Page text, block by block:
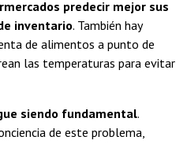
predecir mejor sus
inventario. También hay
de alimentos a punto de
las temperaturas para evitar
siendo fundamental.
de este problema,